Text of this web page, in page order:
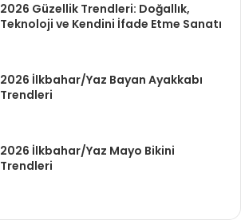
2026 Güzellik Trendleri: Doğallık,
Teknoloji ve Kendini İfade Etme Sanatı
2026 İlkbahar/Yaz Bayan Ayakkabı
Trendleri
2026 İlkbahar/Yaz Mayo Bikini
Trendleri